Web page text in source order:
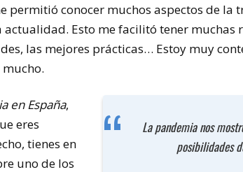
conocer muchos aspectos de la
Esto me facilitó tener muchas
las mejores prácticas… Estoy muy
La pandemia nos
posibilidades
en España,
eres
tienes en
uno de los